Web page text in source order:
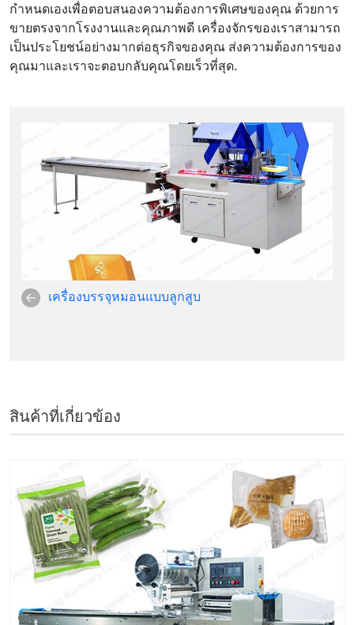
กำหนดเองเพื่อตอบสนองความต้องการพิเศษของคุณ ด้วยการ
ขายตรงจากโรงงานและคุณภาพดี เครื่องจักรของเราสามารถ
เป็นประโยชน์อย่างมากต่อธุรกิจของคุณ ส่งความต้องการของ
คุณมาและเราจะตอบกลับคุณโดยเร็วที่สุด.
เครื่องบรรจุหมอนแบบลูกสูบ
สินค้าที่เกี่ยวข้อง